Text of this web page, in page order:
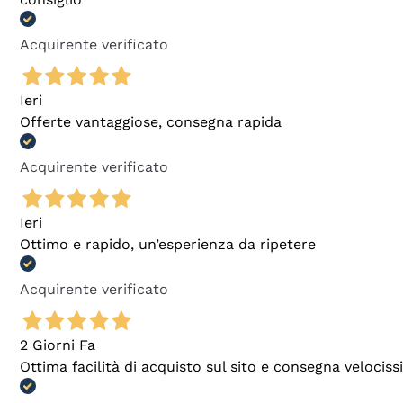
Acquirente verificato
Ieri
Offerte vantaggiose, consegna rapida
Acquirente verificato
Ieri
Ottimo e rapido, un’esperienza da ripetere
Acquirente verificato
2 Giorni Fa
Ottima facilità di acquisto sul sito e consegna